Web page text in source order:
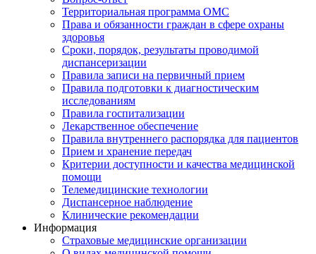
Территориальная программа ОМС
Права и обязанности граждан в сфере охраны
здоровья
Сроки, порядок, результаты проводимой
диспансеризации
Правила записи на первичный прием
Правила подготовки к диагностическим
исследованиям
Правила госпитализации
Лекарственное обеспечение
Правила внутреннего распорядка для пациентов
Прием и хранение передач
Критерии доступности и качества медицинской
помощи
Телемедицинские технологии
Диспансерное наблюдение
Клинические рекомендации
Информация
Страховые медицинские организации